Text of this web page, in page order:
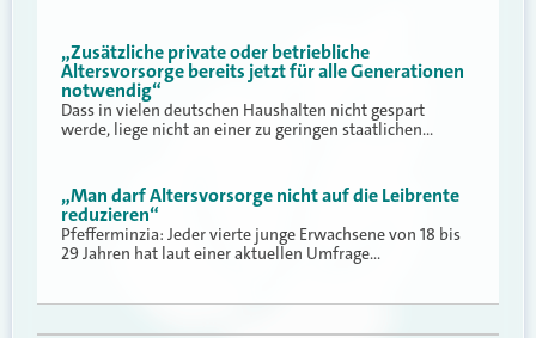
„Zusätzliche private oder betriebliche
Altersvorsorge bereits jetzt für alle Generationen
notwendig“
Dass in vielen deutschen Haushalten nicht gespart
werde, liege nicht an einer zu geringen staatlichen…
„Man darf Altersvorsorge nicht auf die Leibrente
reduzieren“
Pfefferminzia: Jeder vierte junge Erwachsene von 18 bis
29 Jahren hat laut einer aktuellen Umfrage…